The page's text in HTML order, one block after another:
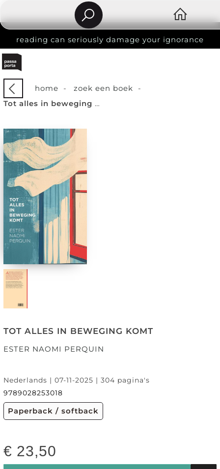
reading can seriously damage your ignorance
home - zoek een boek -
Tot alles in beweging komt
TOT ALLES IN BEWEGING KOMT
ESTER NAOMI PERQUIN
Nederlands | 07-11-2025 | 304 pagina's
9789028253018
Paperback / softback
€ 23,50